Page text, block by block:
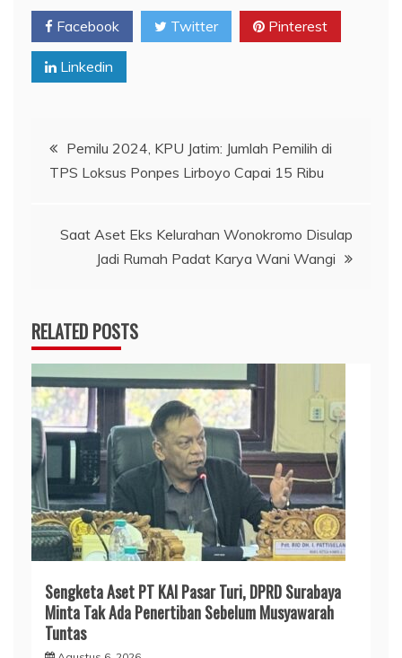
Facebook Twitter Pinterest
Linkedin
Navigasi
pos
Pemilu 2024, KPU Jatim: Jumlah Pemilih di
TPS Loksus Ponpes Lirboyo Capai 15 Ribu
Saat Aset Eks Kelurahan Wonokromo Disulap
Jadi Rumah Padat Karya Wani Wangi
RELATED POSTS
Sengketa Aset PT KAI Pasar Turi, DPRD Surabaya
Minta Tak Ada Penertiban Sebelum Musyawarah
Tuntas